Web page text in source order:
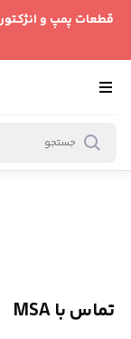
قطعات پمپ و
تماس با MSA